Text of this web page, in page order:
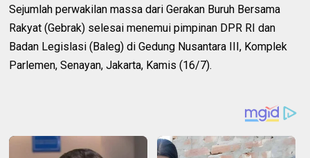
Sejumlah perwakilan massa dari Gerakan Buruh Bersama
Rakyat (Gebrak) selesai menemui pimpinan DPR RI dan
Badan Legislasi (Baleg) di Gedung Nusantara III, Komplek
Parlemen, Senayan, Jakarta, Kamis (16/7).